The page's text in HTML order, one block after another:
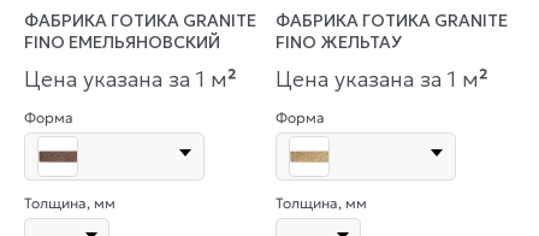
ФАБРИКА ГОТИКА GRANITE
FINO ЕМЕЛЬЯНОВСКИЙ
Цена указана за 1 м²
Форма
Толщина, мм
ФАБРИКА ГОТИКА GRANITE
FINO ЖЕЛЬТАУ
Цена указана за 1 м²
Форма
Толщина, мм